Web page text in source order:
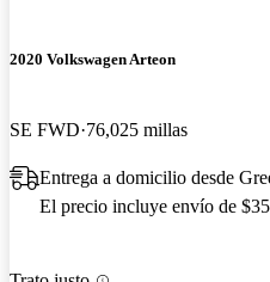
2020 Volkswagen Arteon
SE FWD 76,025 millas
Entrega a domicilio desde
El precio incluye envío de